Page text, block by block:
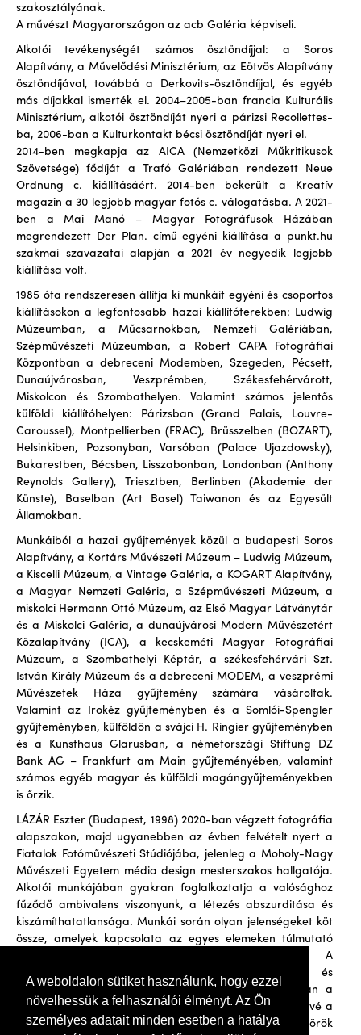
A weboldalon sütiket használunk, hogy ezzel
növelhessük a felhasználói élményt. Az Ön
személyes adatait minden esetben a hatálya
szakosztályának.
A művészt Magyarországon az acb Galéria képviseli.
Alkotói tevékenységét számos ösztöndíjjal: a Soros
Alapítvány, a Művelődési Minisztérium, az Eötvös Alapítvány
ösztöndíjával, továbbá a Derkovits-ösztöndíjjal, és egyéb
más díjakkal ismerték el. 2004–2005-ban francia Kulturális
Minisztérium, alkotói ösztöndíját nyeri a párizsi Recollettes-
ba, 2006-ban a Kulturkontakt bécsi ösztöndíját nyeri el.
2014-ben megkapja az AICA (Nemzetközi Műkritikusok
Szövetsége) fődíját a Trafó Galériában rendezett Neue
Ordnung c. kiállításáért. 2014-ben bekerült a Kreatív
magazin a 30 legjobb magyar fotós c. válogatásba. A 2021-
ben a Mai Manó – Magyar Fotográfusok Házában
megrendezett Der Plan. című egyéni kiállítása a punkt.hu
szakmai szavazatai alapján a 2021 év negyedik legjobb
kiállítása volt.
1985 óta rendszeresen állítja ki munkáit egyéni és csoportos
kiállításokon a legfontosabb hazai kiállítóterekben: Ludwig
Múzeumban, a Műcsarnokban, Nemzeti Galériában,
Szépművészeti Múzeumban, a Robert CAPA Fotográfiai
Központban a debreceni Modemben, Szegeden, Pécsett,
Dunaújvárosban, Veszprémben, Székesfehérvárott,
Miskolcon és Szombathelyen. Valamint számos jelentős
külföldi kiállítóhelyen: Párizsban (Grand Palais, Louvre-
Caroussel), Montpellierben (FRAC), Brüsszelben (BOZART),
Helsinkiben, Pozsonyban, Varsóban (Palace Ujazdowsky),
Bukarestben, Bécsben, Lisszabonban, Londonban (Anthony
Reynolds Gallery), Triesztben, Berlinben (Akademie der
Künste), Baselban (Art Basel) Taiwanon és az Egyesült
Államokban.
Munkáiból a hazai gyűjtemények közül a budapesti Soros
Alapítvány, a Kortárs Művészeti Múzeum – Ludwig Múzeum,
a Kiscelli Múzeum, a Vintage Galéria, a KOGART Alapítvány,
a Magyar Nemzeti Galéria, a Szépművészeti Múzeum, a
miskolci Hermann Ottó Múzeum, az Első Magyar Látványtár
és a Miskolci Galéria, a dunaújvárosi Modern Művészetért
Közalapítvány (ICA), a kecskeméti Magyar Fotográfiai
Múzeum, a Szombathelyi Képtár, a székesfehérvári Szt.
István Király Múzeum és a debreceni MODEM, a veszprémi
Művészetek Háza gyűjtemény számára vásároltak.
Valamint az Irokéz gyűjteményben és a Somlói-Spengler
gyűjteményben, külföldön a svájci H. Ringier gyűjteményben
és a Kunsthaus Glarusban, a németországi Stiftung DZ
Bank AG – Frankfurt am Main gyűjteményében, valamint
számos egyéb magyar és külföldi magángyűjteményekben
is őrzik.
LÁZÁR Eszter (Budapest, 1998) 2020-ban végzett fotográfia
alapszakon, majd ugyanebben az évben felvételt nyert a
Fiatalok Fotóművészeti Stúdiójába, jelenleg a Moholy-Nagy
Művészeti Egyetem média design mesterszakos hallgatója.
Alkotói munkájában gyakran foglalkoztatja a valósághoz
fűződő ambivalens viszonyunk, a létezés abszurditása és
kiszámíthatatlansága. Munkái során olyan jelenségeket köt
össze, amelyek kapcsolata az egyes elemeken túlmutató
összefüggéseket és jelentéseket tárnak fel. A
munkafolyamat számára sokszor a reflektálható és
interakcióra képes helyzetteremtés jelenti, mely során a
befogadói szerep megváltozik és maga válik résztvevővé a
szándéka, avagy tudta nélkül. Célja a szerepkörök